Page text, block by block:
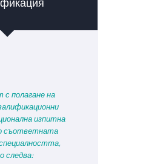
полагане на
изпитна
съответната
следва: